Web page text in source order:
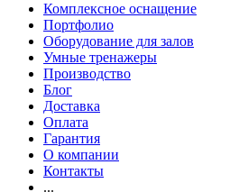
Комплексное оснащение
Портфолио
Оборудование для залов
Умные тренажеры
Производство
Блог
Доставка
Оплата
Гарантия
О компании
Контакты
...